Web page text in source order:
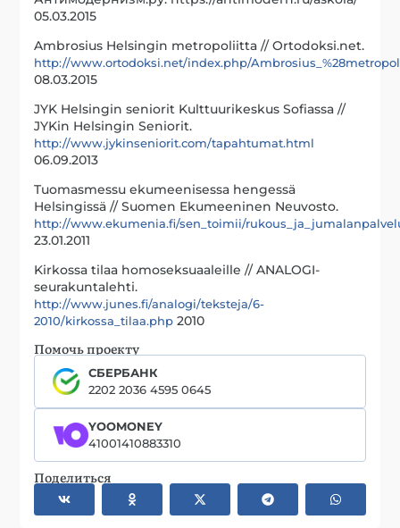
05.03.2015
Ambrosius Helsingin metropoliitta // Ortodoksi.net.
http://www.ortodoksi.net/index.php/
08.03.2015
JYK Helsingin seniorit Kulttuurikeskus Sofiassa //
JYKin Helsingin Seniorit.
http://www.jykinseniorit.com/tapahtumat.html
06.09.2013
Tuomasmessu ekumeenisessa hengessä
Helsingissä // Suomen Ekumeeninen Neuvosto.
http://www.ekumenia.fi/sen_toimii/
23.01.2011
Kirkossa tilaa homoseksuaaleille // ANALOGI-
seurakuntalehti.
http://www.junes.fi/analogi/teksteja/6-
2010/kirkossa_tilaa.php 2010
Помочь проекту
СБЕРБАНК
2202 2036 4595 0645
YOOMONEY
41001410883310
Поделиться